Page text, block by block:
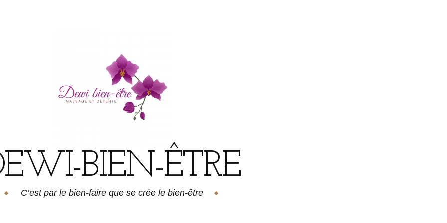
BIEN-ÊTRE
C’est par le bien-faire que se crée le bien-être